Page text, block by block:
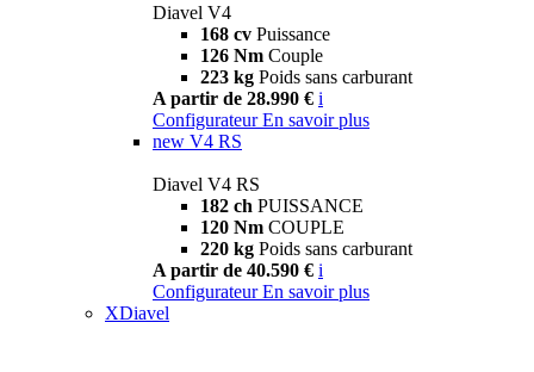
Diavel V4
168 cv Puissance
126 Nm Couple
223 kg Poids sans carburant
A partir de 28.990 € i
Configurateur En savoir plus
new V4 RS
Diavel V4 RS
182 ch PUISSANCE
120 Nm COUPLE
220 kg Poids sans carburant
A partir de 40.590 € i
Configurateur En savoir plus
XDiavel